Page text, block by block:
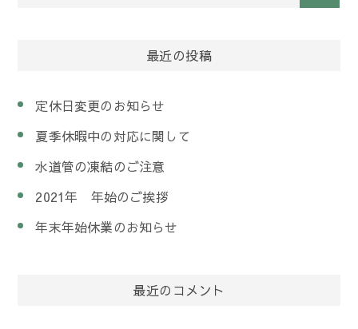
最近の投稿
定休日変更のお知らせ
夏季休暇中の対応に関して
水道管の凍結のご注意
2021年 年始のご挨拶
年末年始休業のお知らせ
最近のコメント